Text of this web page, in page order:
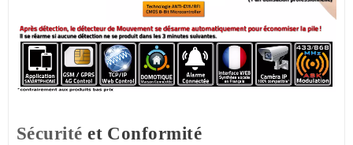
Sécurité et Conformité